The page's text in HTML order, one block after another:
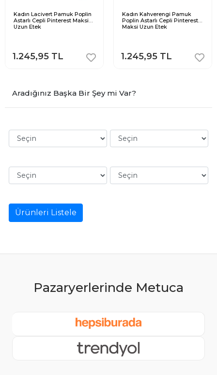
Kadın Lacivert Pamuk Poplin
Astarlı Cepli Pinterest Maksi
Uzun Etek
1.245,95 TL
Kadın Kahverengi Pamuk
Poplin Astarlı Cepli Pinterest
Maksi Uzun Etek
1.245,95 TL
Aradığınız Başka Bir Şey mi Var?
Ürünleri Listele